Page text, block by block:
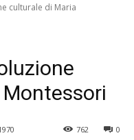
culturale di Maria
0
762